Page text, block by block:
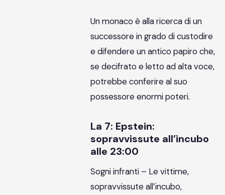
Un monaco è alla ricerca di un
successore in grado di custodire
e difendere un antico papiro che,
se decifrato e letto ad alta voce,
potrebbe conferire al suo
possessore enormi poteri.
La 7: Epstein:
sopravvissute all’incubo
alle 23:00
Sogni infranti – Le vittime,
sopravvissute all’incubo,